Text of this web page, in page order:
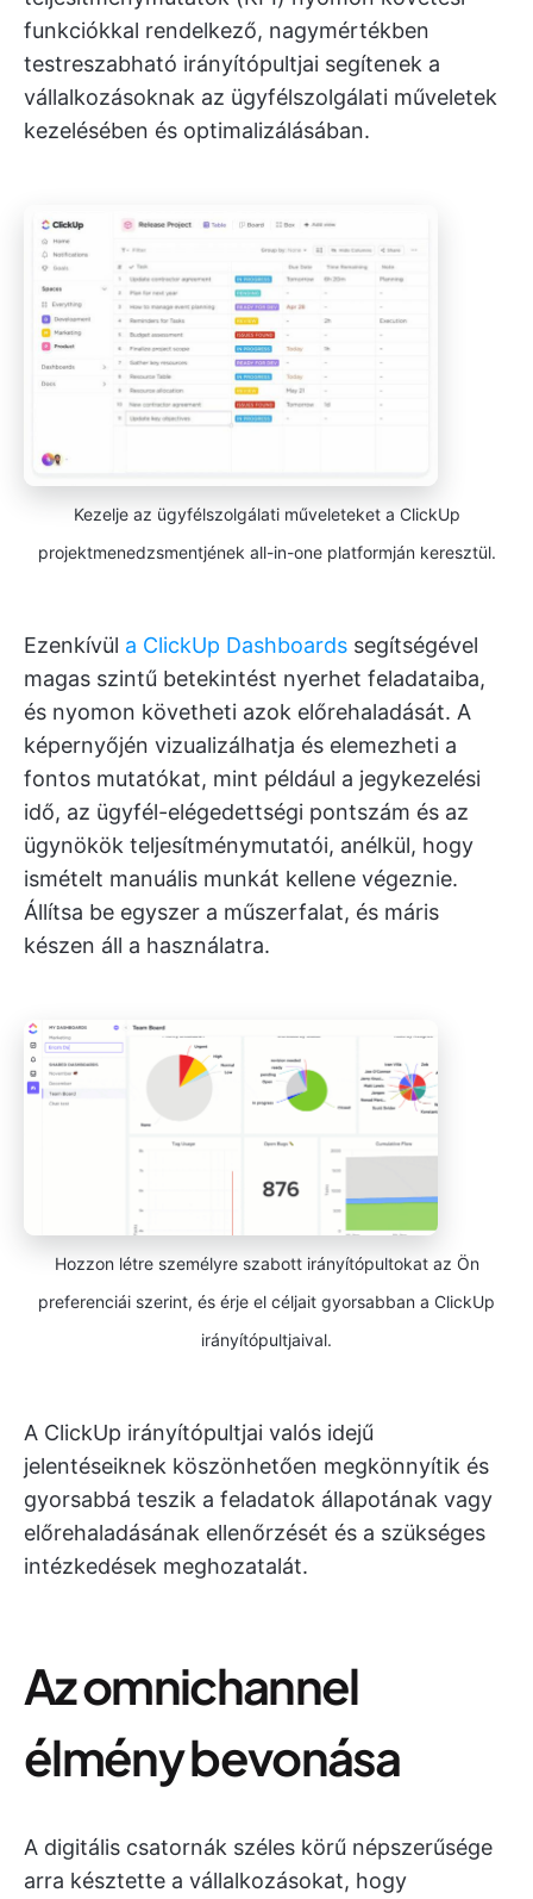
funkciókkal rendelkező, nagymértékben
testreszabható irányítópultjai segítenek a
vállalkozásoknak az ügyfélszolgálati műveletek
kezelésében és optimalizálásában.
Kezelje az ügyfélszolgálati műveleteket a ClickUp
projektmenedzsmentjének all-in-one platformján keresztül.
Ezenkívül a ClickUp Dashboards segítségével
magas szintű betekintést nyerhet feladataiba,
és nyomon követheti azok előrehaladását. A
képernyőjén vizualizálhatja és elemezheti a
fontos mutatókat, mint például a jegykezelési
idő, az ügyfél-elégedettségi pontszám és az
ügynökök teljesítménymutatói, anélkül, hogy
ismételt manuális munkát kellene végeznie.
Állítsa be egyszer a műszerfalat, és máris
készen áll a használatra.
Hozzon létre személyre szabott irányítópultokat az Ön
preferenciái szerint, és érje el céljait gyorsabban a ClickUp
irányítópultjaival.
A ClickUp irányítópultjai valós idejű
jelentéseiknek köszönhetően megkönnyítik és
gyorsabbá teszik a feladatok állapotának vagy
előrehaladásának ellenőrzését és a szükséges
intézkedések meghozatalát.
Az omnichannel
élmény bevonása
A digitális csatornák széles körű népszerűsége
arra késztette a vállalkozásokat, hogy